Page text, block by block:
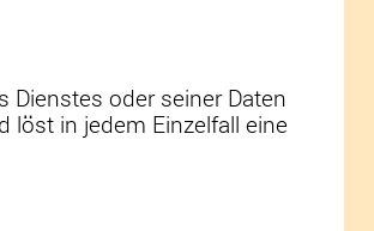
Dienstes oder seiner Daten
löst in jedem Einzelfall eine